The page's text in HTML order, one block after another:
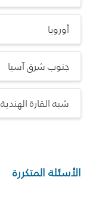
أوروبا
جنوب شرق آسيا
شبه القارة الهندية
الأسئلة المتكررة